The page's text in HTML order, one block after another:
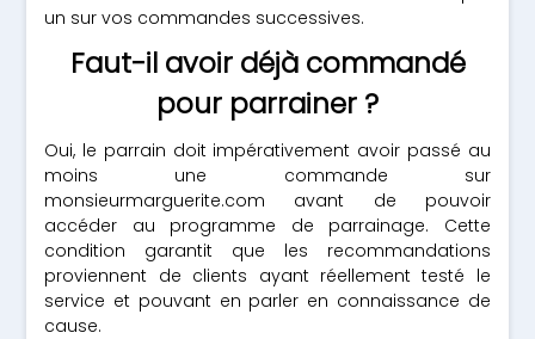
un sur vos commandes successives.
Faut-il avoir déjà commandé
pour parrainer ?
Oui, le parrain doit impérativement avoir passé au
moins une commande sur
monsieurmarguerite.com avant de pouvoir
accéder au programme de parrainage. Cette
condition garantit que les recommandations
proviennent de clients ayant réellement testé le
service et pouvant en parler en connaissance de
cause.